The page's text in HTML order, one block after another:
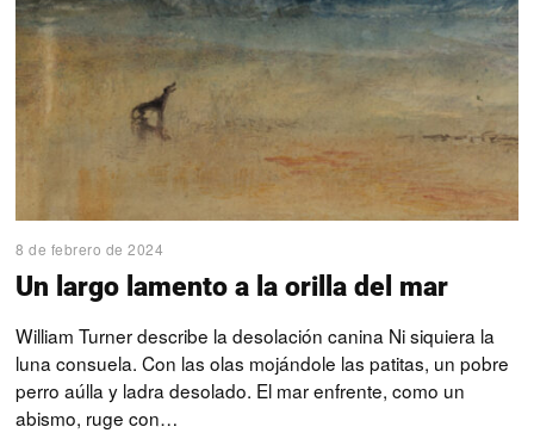
8 de febrero de 2024
Un largo lamento a la orilla del mar
William Turner describe la desolación canina Ni siquiera la
luna consuela. Con las olas mojándole las patitas, un pobre
perro aúlla y ladra desolado. El mar enfrente, como un
abismo, ruge con…